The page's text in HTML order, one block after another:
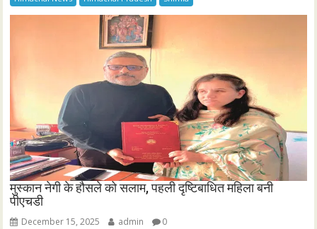
मुस्कान नेगी के हौसले को सलाम, पहली दृष्टिबाधित महिला बनी
पीएचडी
December 15, 2025 admin 0